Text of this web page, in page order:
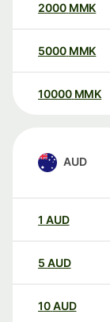
2000 MMK
5000 MMK
10000 MMK
AUD
1 AUD
5 AUD
10AUD